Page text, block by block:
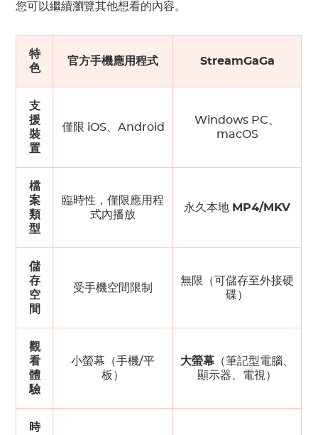
您可以繼續瀏覽其他想看的內容。
特
色
官方手機應用程式 StreamGaGa
支
援
裝
置
僅限 iOS、Android
Windows PC、
macOS
檔
案
類
型
臨時性，僅限應用程
式內播放
永久本地 MP4/MKV
儲
存
空
間
受手機空間限制
無限（可儲存至外接硬
碟）
觀
看
體
驗
小螢幕（手機/平
板）
大螢幕 （筆記型電腦、
顯示器、電視）
時